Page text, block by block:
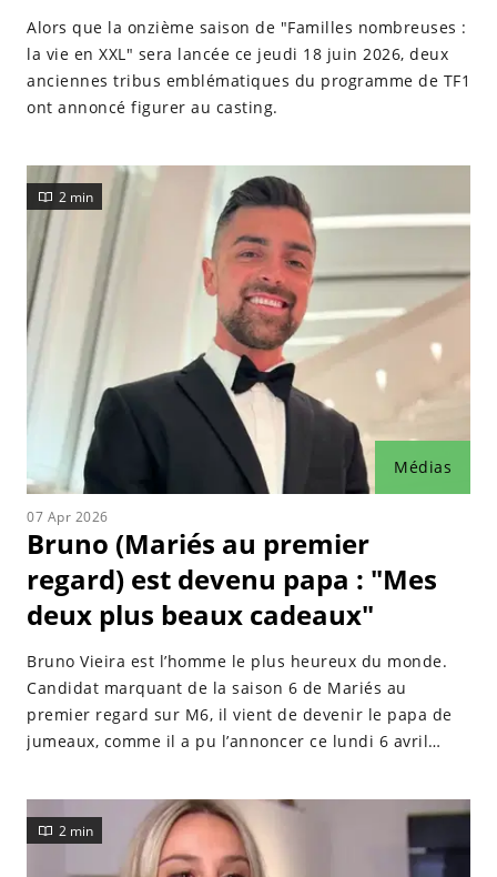
Alors que la onzième saison de "Familles nombreuses :
la vie en XXL" sera lancée ce jeudi 18 juin 2026, deux
anciennes tribus emblématiques du programme de TF1
ont annoncé figurer au casting.
Médias
2 min
07 Apr 2026
Bruno (Mariés au premier
regard) est devenu papa : "Mes
deux plus beaux cadeaux"
Bruno Vieira est l’homme le plus heureux du monde.
Candidat marquant de la saison 6 de Mariés au
premier regard sur M6, il vient de devenir le papa de
jumeaux, comme il a pu l’annoncer ce lundi 6 avril
2 min